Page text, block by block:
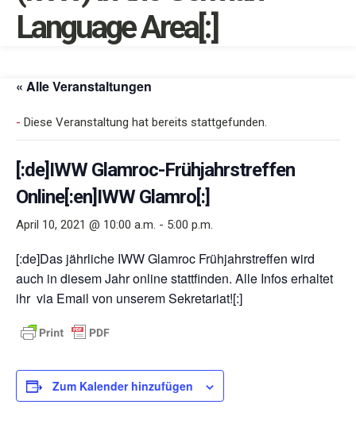
« Alle Veranstaltungen
Diese Veranstaltung hat bereits stattgefunden.
[:de]IWW Glamroc-Frühjahrstreffen
Online[:en]IWW Glamro[:]
April 10, 2021 @ 10:00 a.m. - 5:00 p.m.
[:de]Das jährliche IWW Glamroc Frühjahrstreffen wird
auch in diesem Jahr online stattfinden. Alle Infos erhaltet
ihr via Email von unserem Sekretariat![:]
Zum Kalender hinzufügen